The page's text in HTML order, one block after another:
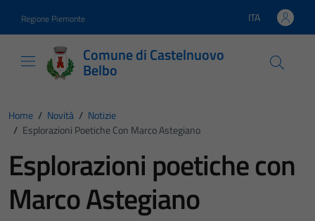
Regione Piemonte Lingua attiva:
ITA
Comune di Castelnuovo
Belbo
Home / Novità / Notizie
/ Esplorazioni Poetiche Con Marco Astegiano
Esplorazioni poetiche con
Marco Astegiano